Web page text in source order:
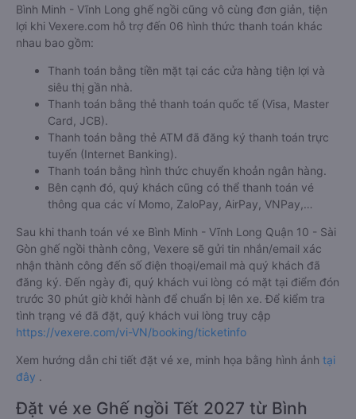
Bình Minh - Vĩnh Long ghế ngồi cũng vô cùng đơn giản, tiện
lợi khi Vexere.com hỗ trợ đến 06 hình thức thanh toán khác
nhau bao gồm:
Thanh toán bằng tiền mặt tại các cửa hàng tiện lợi và
siêu thị gần nhà.
Thanh toán bằng thẻ thanh toán quốc tế (Visa, Master
Card, JCB).
Thanh toán bằng thẻ ATM đã đăng ký thanh toán trực
tuyến (Internet Banking).
Thanh toán bằng hình thức chuyển khoản ngân hàng.
Bên cạnh đó, quý khách cũng có thể thanh toán vé
thông qua các ví Momo, ZaloPay, AirPay, VNPay,…
Sau khi thanh toán vé xe Bình Minh - Vĩnh Long Quận 10 - Sài
Gòn ghế ngồi thành công, Vexere sẽ gửi tin nhắn/email xác
nhận thành công đến số điện thoại/email mà quý khách đã
đăng ký. Đến ngày đi, quý khách vui lòng có mặt tại điểm đón
trước 30 phút giờ khởi hành để chuẩn bị lên xe. Để kiểm tra
tình trạng vé đã đặt, quý khách vui lòng truy cập
https://vexere.com/vi-VN/booking/ticketinfo
Xem hướng dẫn chi tiết đặt vé xe, minh họa bằng hình ảnh tại
đây .
Đặt vé xe Ghế ngồi Tết 2027 từ Bình